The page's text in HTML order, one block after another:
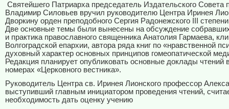
Святейшего Патриарха председатель Издательского Совета
Владимир Силовьев вручил руководителю Центра Иринея
Дворкину орден преподобного Сергия Радонежского III
Две основные темы были вынесены на обсуждение
и практика православного священника Анатолия Гармаева,
Волгоградской епархии, автора ряда книг по «нравственной
духовный характер основных принципов гомеопатической
Редакция планирует опубликовать основные доклады чтений
номерах «Церковного вестника».
Руководитель Центра св. Иринея Лионского профессор
выступивший главным инициатором проведения чтений,
необходимость дать оценку учению